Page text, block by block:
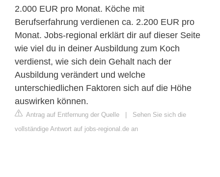
2.000 EUR pro Monat. Köche mit
Berufserfahrung verdienen ca. 2.200 EUR pro
Monat. Jobs-regional erklärt dir auf dieser Seite
wie viel du in deiner Ausbildung zum Koch
verdienst, wie sich dein Gehalt nach der
Ausbildung verändert und welche
unterschiedlichen Faktoren sich auf die Höhe
auswirken können.
Antrag auf Entfernung der Quelle | Sehen Sie sich die
vollständige Antwort auf jobs-regional.de an